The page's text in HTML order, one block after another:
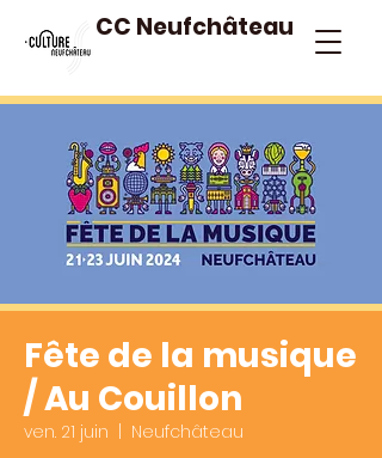
CC Neufchâteau
Fête de la musique
/ Au Couillon
ven. 21 juin Neufchâteau